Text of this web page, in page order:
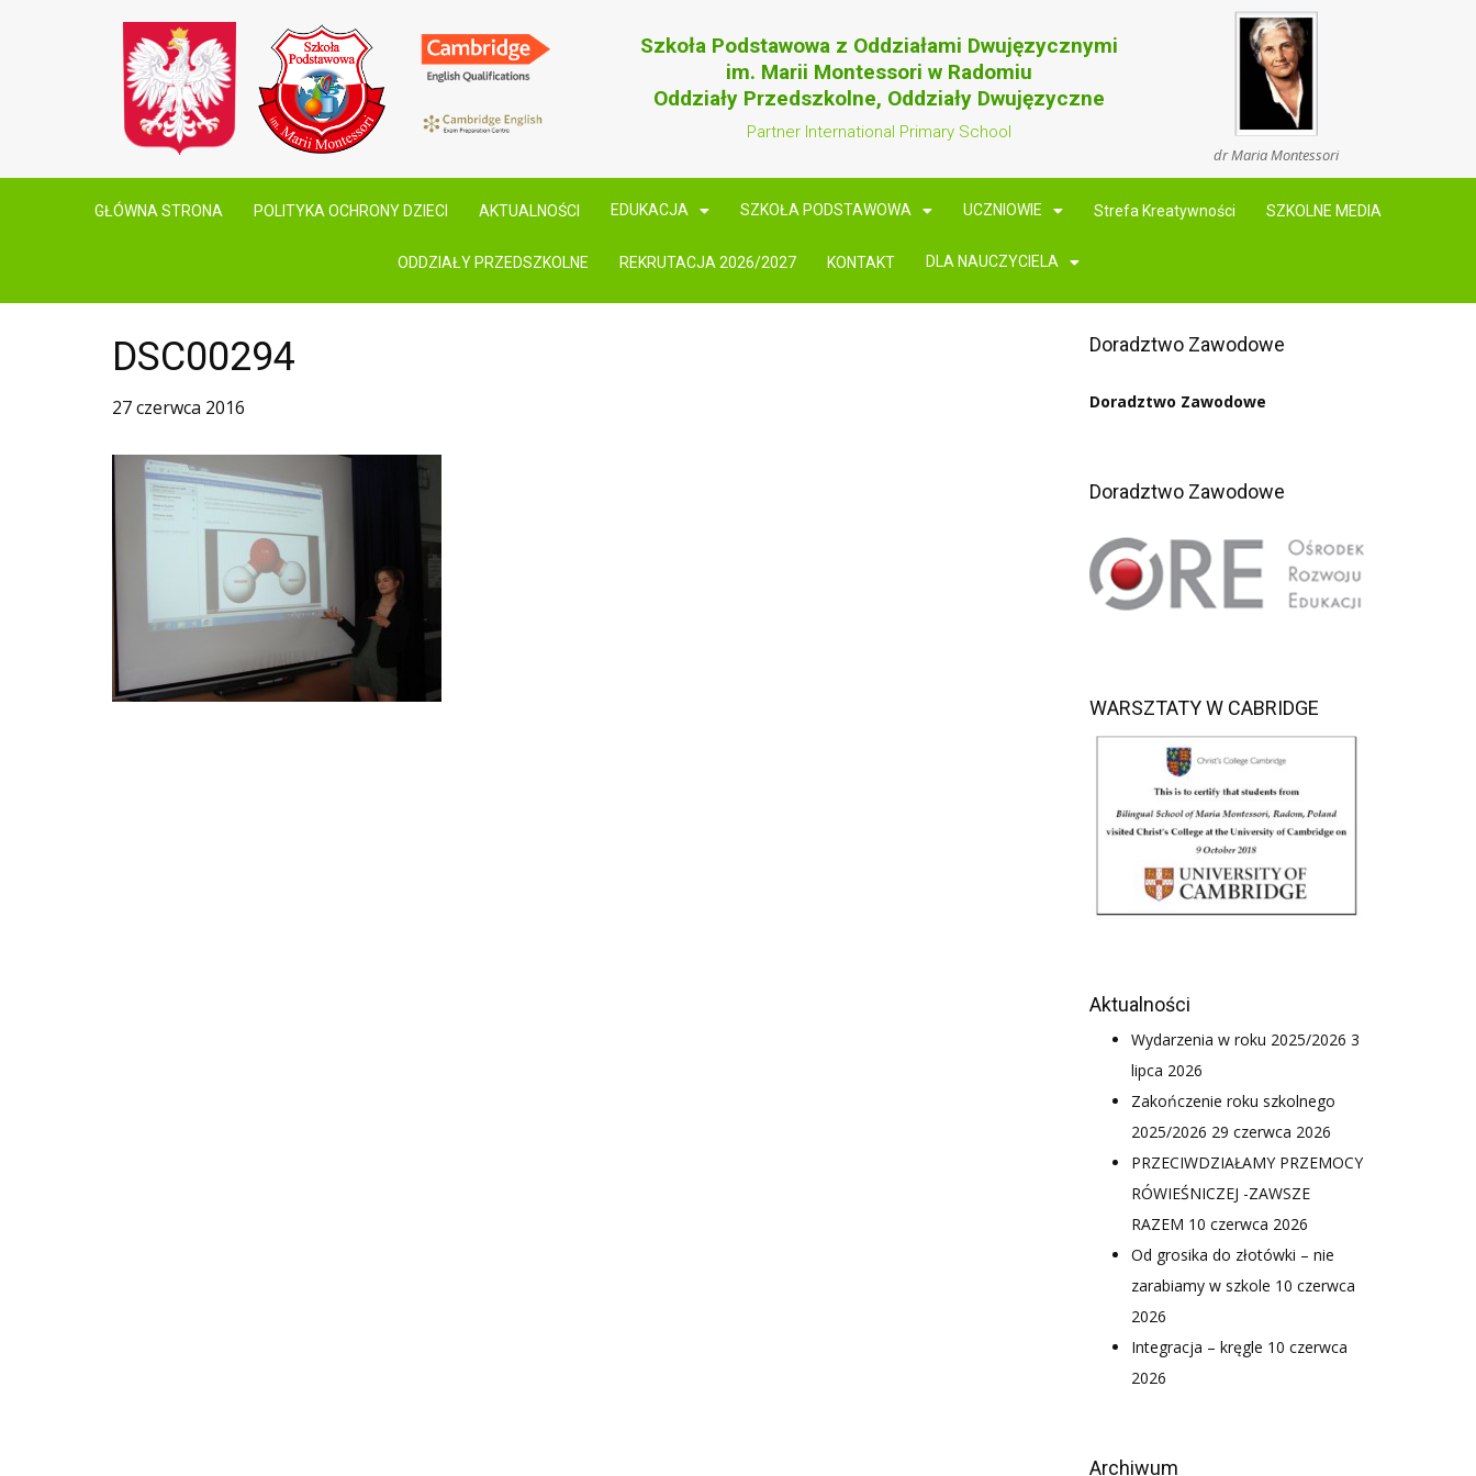
Szkoła Podstawowa z Oddziałami Dwujęzycznymi
im. Marii Montessori w Radomiu
Oddziały Przedszkolne, Oddziały Dwujęzyczne
Partner International Primary School
dr Maria Montessori
GŁÓWNA STRONA POLITYKA OCHRONY DZIECI AKTUALNOŚCI EDUKACJA SZKOŁA PODSTAWOWA UCZNIOWIE Strefa Kreatywności SZKOLNE MEDIA
ODDZIAŁY PRZEDSZKOLNE REKRUTACJA 2026/2027 KONTAKT DLA NAUCZYCIELA
DSC00294
27 czerwca 2016
Doradztwo Zawodowe
Doradztwo Zawodowe
Doradztwo Zawodowe
WARSZTATY W CABRIDGE
Aktualności
Wydarzenia w roku 2025/2026 3
lipca 2026
Zakończenie roku szkolnego
2025/2026 29 czerwca 2026
PRZECIWDZIAŁAMY PRZEMOCY
RÓWIEŚNICZEJ -ZAWSZE
RAZEM 10 czerwca 2026
Od grosika do złotówki – nie
zarabiamy w szkole 10 czerwca
2026
Integracja – kręgle 10 czerwca
2026
Archiwum